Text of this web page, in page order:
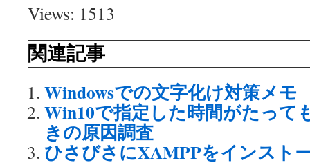
Views: 1513
関連記事
Windowsでの文字化け対策メモ
Win10で指定した時間がたって
きの原因調査
ひさびさにXAMPPをインスト